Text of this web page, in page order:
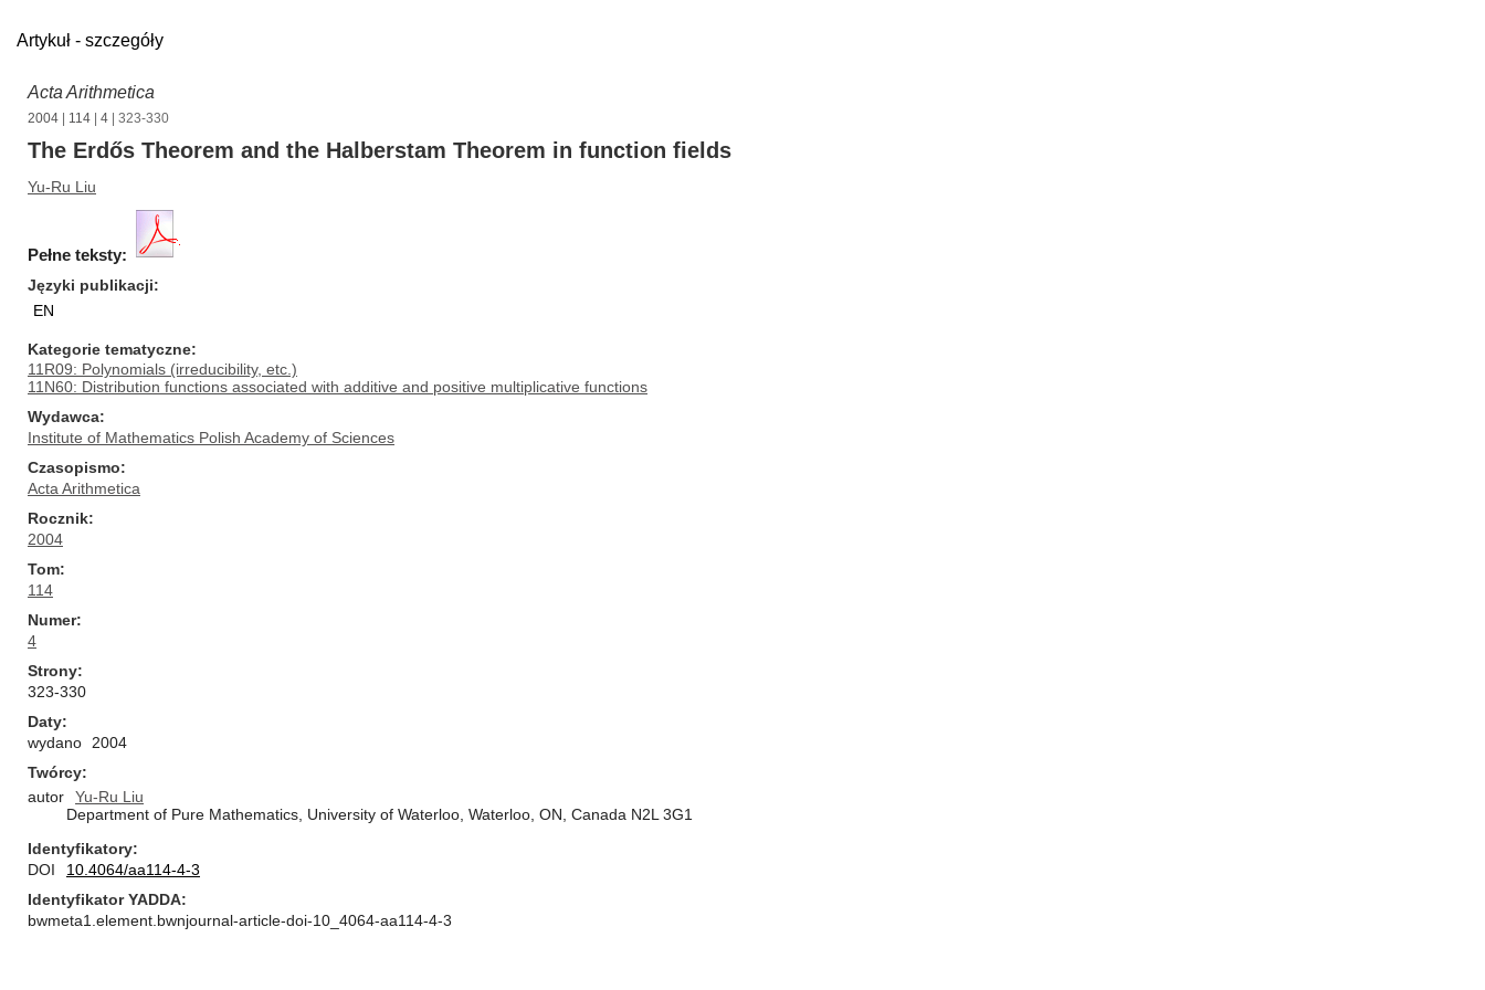
Artykuł - szczegóły
Acta Arithmetica
2004 114 4 | 323-330
The Erdős Theorem and the Halberstam Theorem in function fields
Yu-Ru Liu
Pełne teksty:
Języki publikacji
EN
Kategorie tematyczne
11R09: Polynomials (irreducibility, etc.)
11N60: Distribution functions associated with additive and positive multiplicative functions
Wydawca
Institute of Mathematics Polish Academy of Sciences
Czasopismo
Acta Arithmetica
Rocznik
2004
Tom
114
Numer
4
Strony
323-330
Daty
wydano
2004
Twórcy
autor
Yu-Ru Liu
Department of Pure Mathematics, University of Waterloo, Waterloo, ON, Canada N2L 3G1
Identyfikatory
DOI
10.4064/aa114-4-3
Identyfikator YADDA
bwmeta1.element.bwnjournal-article-doi-10_4064-aa114-4-3